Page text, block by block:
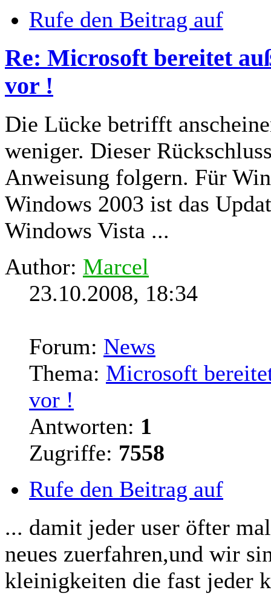
Rufe den Beitrag auf
Re: Microsoft bereitet
vor !
Die Lücke betrifft
weniger. Dieser
Anweisung folgern. Für
Windows 2003 ist das
Windows Vista ...
Author: Marcel
23.10.2008, 18:34
Forum: News
Thema: Microsoft
vor !
Antworten: 1
Zugriffe: 7558
Rufe den Beitrag auf
... damit jeder user öfter
neues zuerfahren,und wir
kleinigkeiten die fast jeder